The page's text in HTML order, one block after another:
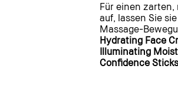
Für einen zarten,
auf, lassen Sie
Massage-
Hydrating Face
Illuminating
Confidence Sticks